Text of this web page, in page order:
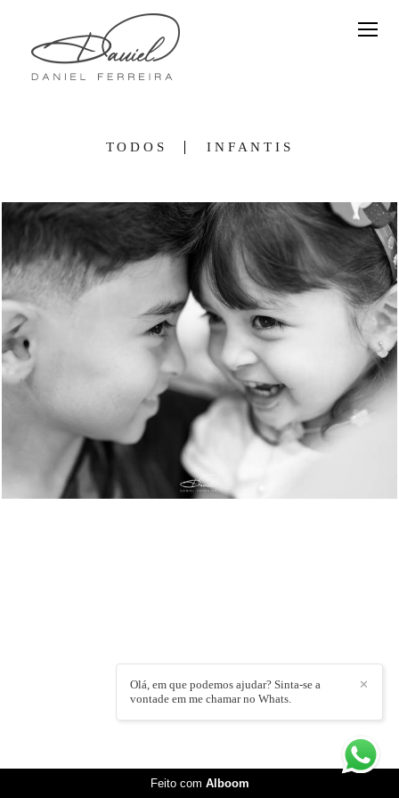
TODOS INFANTIS
694 0
✕
Olá, em que podemos ajudar? Sinta-se a
vontade em me chamar no Whats.
Feito com Alboom